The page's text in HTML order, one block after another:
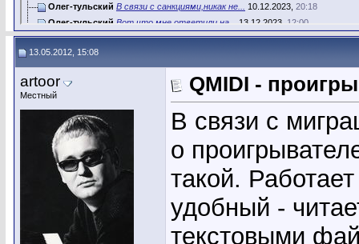
Олег-тульский В связи с санкциями,никак не... 10.12.2023, 20:18
Олег-тульский Вот что мне ответили на... 13.12.2023, 12:00
13.05.2012, 15:08
artoor
Местный QMIDI -
В связи с
о
такой.
удобный -
текстовыми